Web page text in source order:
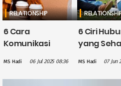
RELATIONSHIP
6 Cara
Komunikasi
Hubungan yang
Lebih Harmonis
MS Hadi 06 Jul 2025 08:36
6 Ciri
yang
Satunya
MS Hadi 07 Jun